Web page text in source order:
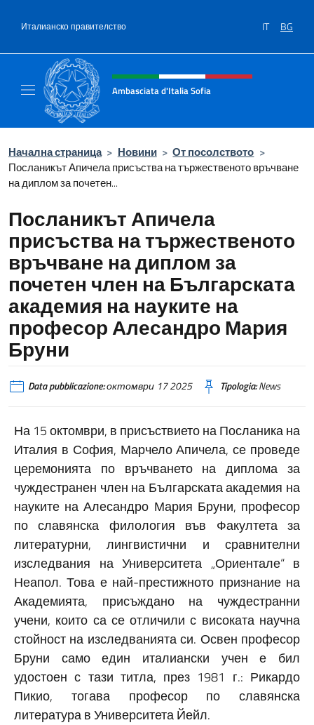
Италианско правителство IT BG
Intestazione sito, social e menù
Ambasciata d'Italia Sofia
Начална страница > Новини > От посолството >
Посланикът Апичела присъства на тържественото връчване
на диплом за почетен...
Посланикът Апичела
присъства на тържественото
връчване на диплом за
почетен член на Българската
академия на науките на
професор Алесандро Мария
Бруни
Data pubblicazione:октомври 17 2025 Tipologia:News
На 15 октомври, в присъствието на Посланика на
Италия в София, Марчело Апичела, се проведе
церемонията по връчването на диплома за
чуждестранен член на Българската академия на
науките на Алесандро Мария Бруни, професор
по славянска филология във Факултета за
литературни, лингвистични и сравнителни
изследвания на Университета „Ориентале“ в
Неапол. Това е най-престижното признание на
Академията, присъждано на чуждестранни
учени, които са се отличили с високата научна
стойност на изследванията си. Освен професор
Бруни само един италиански учен е бил
удостоен с тази титла, през 1981 г.: Рикардо
Пикио, тогава професор по славянска
литература в Университета Йейл.